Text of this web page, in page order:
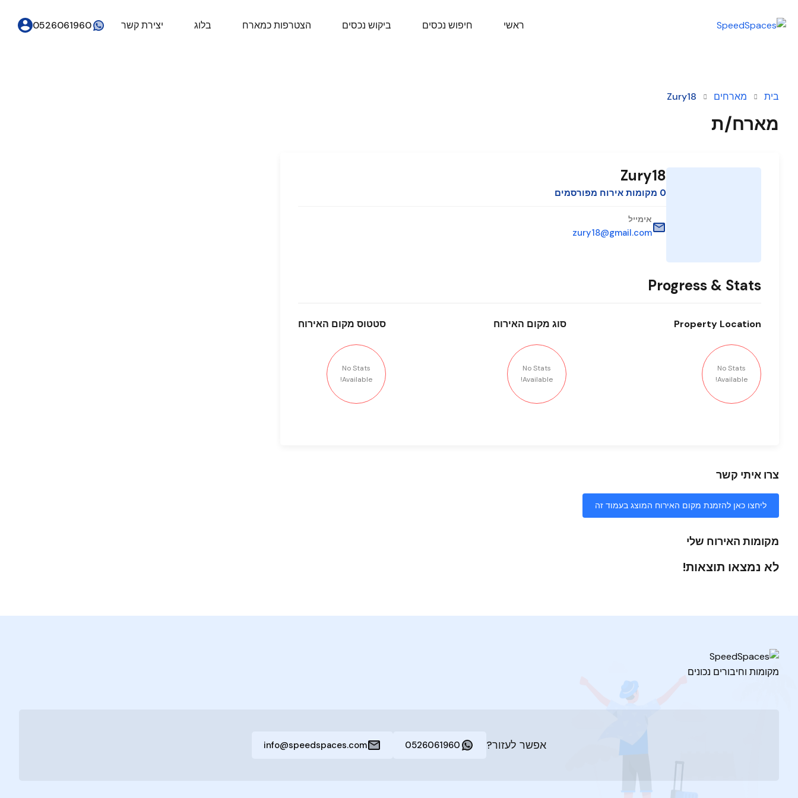
ראשי חיפוש נכסים ביקוש נכסים הצטרפות כמארח בלוג יצירת קשר 0526061960
בית מארחים Zury18
מארח/ת
Zury18
0 מקומות אירוח מפורסמים
אימייל
zury18@gmail.com
Progress & Stats
Property Location
No Stats
Available!
סוג מקום האירוח
No Stats
Available!
סטטוס מקום האירוח
No Stats
Available!
צרו איתי קשר
ליחצו כאן להזמנת מקום האירוח המוצג בעמוד זה
מקומות האירוח שלי
לא נמצאו תוצאות!
מקומות וחיבורים נכונים
אפשר לעזור? 0526061960
info@speedspaces.com